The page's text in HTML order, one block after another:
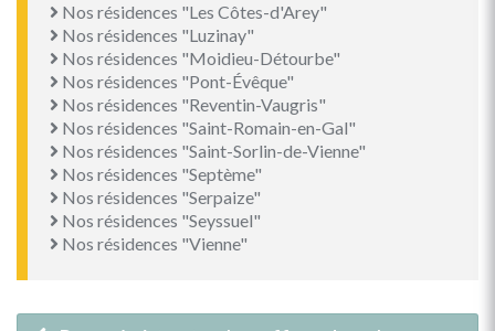
Nos résidences "Les Côtes-d'Arey"
Nos résidences "Luzinay"
Nos résidences "Moidieu-Détourbe"
Nos résidences "Pont-Évêque"
Nos résidences "Reventin-Vaugris"
Nos résidences "Saint-Romain-en-Gal"
Nos résidences "Saint-Sorlin-de-Vienne"
Nos résidences "Septème"
Nos résidences "Serpaize"
Nos résidences "Seyssuel"
Nos résidences "Vienne"